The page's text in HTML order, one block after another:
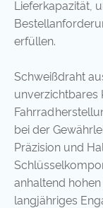
Lieferkapazität,
erfüllen.
Schweißdraht
unverzichtbares
bei der
Präzision und
anhaltend
langjähriges